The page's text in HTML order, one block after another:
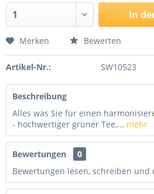
In
Merken Bewerten
Artikel-Nr.: SW10523
Beschreibung
Alles was Sie für einen
- hochwertiger grüner Tee,... mehr
Bewertungen
0
Bewertungen lesen, schreiben und